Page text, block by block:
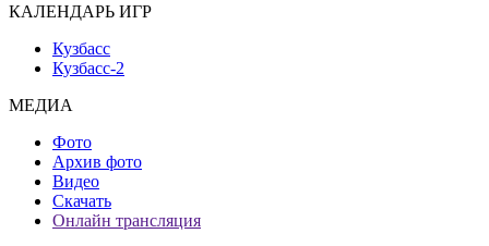
КАЛЕНДАРЬ ИГР
Кузбасс
Кузбасс-2
МЕДИА
Фото
Архив фото
Видео
Скачать
Онлайн трансляция